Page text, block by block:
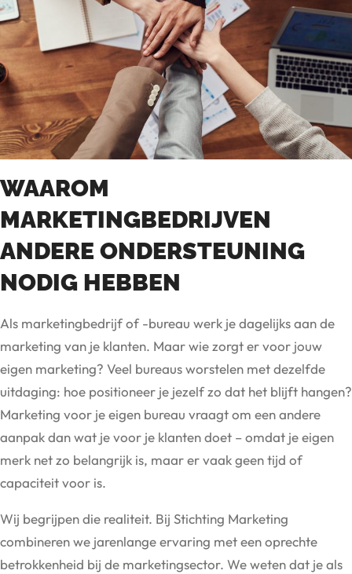
WAAROM
MARKETINGBEDRIJVEN
ANDERE ONDERSTEUNING
NODIG HEBBEN
Als marketingbedrijf of -bureau werk je dagelijks aan de
marketing van je klanten. Maar wie zorgt er voor jouw
eigen marketing? Veel bureaus worstelen met dezelfde
uitdaging: hoe positioneer je jezelf zo dat het blijft hangen?
Marketing voor je eigen bureau vraagt om een andere
aanpak dan wat je voor je klanten doet – omdat je eigen
merk net zo belangrijk is, maar er vaak geen tijd of
capaciteit voor is.
Wij begrijpen die realiteit. Bij Stichting Marketing
combineren we jarenlange ervaring met een oprechte
betrokkenheid bij de marketingsector. We weten dat je als